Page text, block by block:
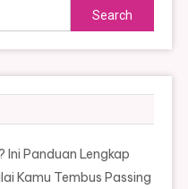
Search
for:
Ini Panduan Lengkap
Kamu Tembus Passing